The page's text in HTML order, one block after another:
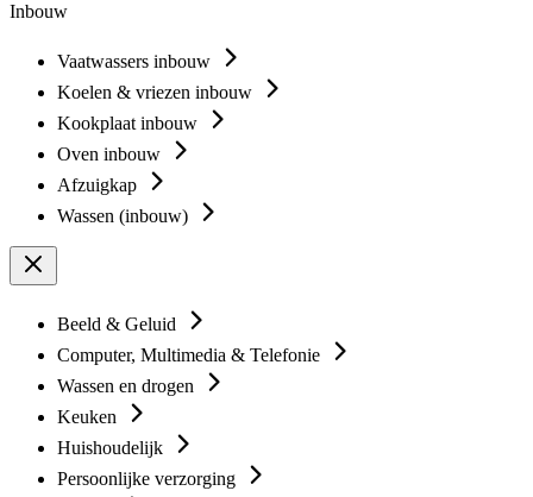
Inbouw
Vaatwassers inbouw
Koelen & vriezen inbouw
Kookplaat inbouw
Oven inbouw
Afzuigkap
Wassen (inbouw)
Beeld & Geluid
Computer, Multimedia & Telefonie
Wassen en drogen
Keuken
Huishoudelijk
Persoonlijke verzorging